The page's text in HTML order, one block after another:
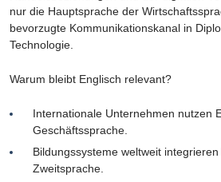
nur die Hauptsprache der
bevorzugte Kommunikationskanal in
Technologie.
Warum bleibt Englisch relevant?
Internationale Unternehmen nutzen
Geschäftssprache.
Bildungssysteme weltweit
Zweitsprache.